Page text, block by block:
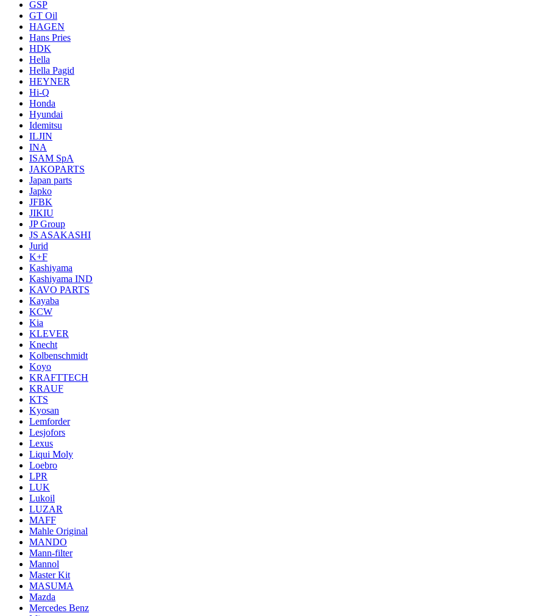
GSP
GT Oil
HAGEN
Hans Pries
HDK
Hella
Hella Pagid
HEYNER
Hi-Q
Honda
Hyundai
Idemitsu
ILJIN
INA
ISAM SpA
JAKOPARTS
Japan parts
Japko
JFBK
JIKIU
JP Group
JS ASAKASHI
Jurid
K+F
Kashiyama
Kashiyama IND
KAVO PARTS
Kayaba
KCW
Kia
KLEVER
Knecht
Kolbenschmidt
Koyo
KRAFTTECH
KRAUF
KTS
Kyosan
Lemforder
Lesjofors
Lexus
Liqui Moly
Loebro
LPR
LUK
Lukoil
LUZAR
MAFF
Mahle Original
MANDO
Mann-filter
Mannol
Master Kit
MASUMA
Mazda
Mercedes Benz